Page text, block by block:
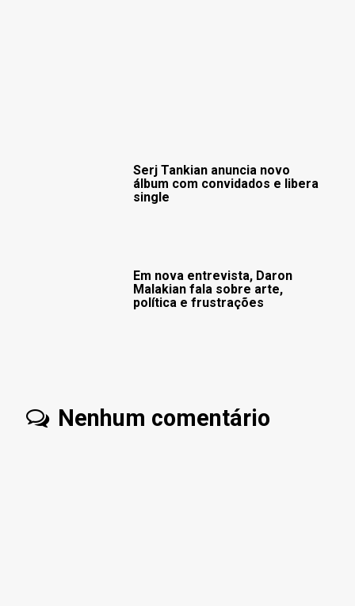
Serj Tankian anuncia novo
álbum com convidados e libera
single
Em nova entrevista, Daron
Malakian fala sobre arte,
política e frustrações
Nenhum comentário